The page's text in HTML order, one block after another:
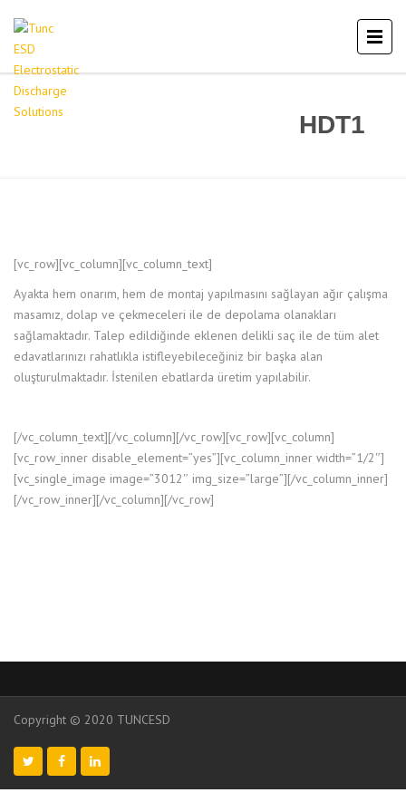
HDT1
[vc_row][vc_column][vc_column_text]
Ayakta hem onarım, hem de montaj yapılmasını sağlayan ağır çalışma
masamız, dolap ve çekmeceleri ile de depolama olanakları
sağlamaktadır. Talep edildiğinde eklenen delikli saç ile de tüm alet
edavatlarınızı rahatlıkla istifleyebileceğiniz bir başka alan
oluşturulmaktadır. İstenilen ebatlarda üretim yapılabilir.
[/vc_column_text][/vc_column][/vc_row][vc_row][vc_column]
[vc_row_inner disable_element=”yes”][vc_column_inner width=”1/2″]
[vc_single_image image=”3012″ img_size=”large”][/vc_column_inner]
[/vc_row_inner][/vc_column][/vc_row]
Copyright © 2020 TUNCESD